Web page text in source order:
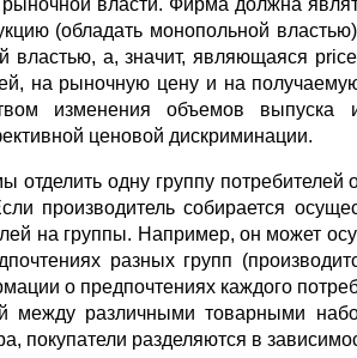
власти. Фирма должна
(обладать монопольной
властью, а, значит, являющаяся
на рыночную цену и на
изменения объемов выпуска
ценовой дискриминации.
отделить одну группу потребителей
производитель собирается
на группы. Например, он может
разных групп
о предпочтениях каждого
между различными товарными
покупатели разделяются в